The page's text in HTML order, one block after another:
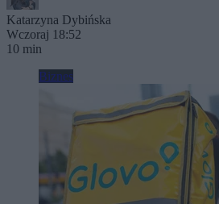
Katarzyna Dybińska
Wczoraj 18:52
10 min
Biznes